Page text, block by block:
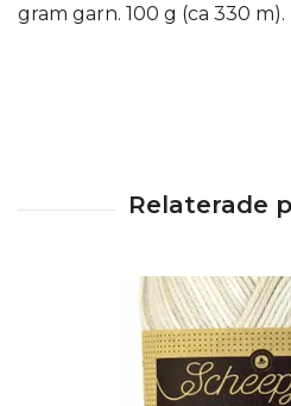
gram garn. 100 g (ca 330 m).